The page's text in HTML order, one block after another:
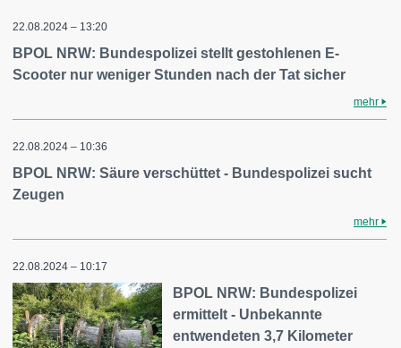
22.08.2024 – 13:20
BPOL NRW: Bundespolizei stellt gestohlenen E-
Scooter nur weniger Stunden nach der Tat sicher
mehr
22.08.2024 – 10:36
BPOL NRW: Säure verschüttet - Bundespolizei sucht
Zeugen
mehr
22.08.2024 – 10:17
BPOL NRW: Bundespolizei
ermittelt - Unbekannte
entwendeten 3,7 Kilometer